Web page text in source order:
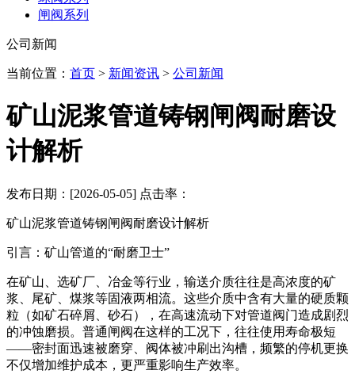
闸阀系列
公司新闻
当前位置： 首页 > 新闻资讯 > 公司新闻
矿山泥浆管道铸钢闸阀耐磨设
计解析
发布日期：[2026-05-05] 点击率：
矿山泥浆管道铸钢闸阀耐磨设计解析
引言：矿山管道的“耐磨卫士”
在矿山、选矿厂、冶金等行业，输送介质往往是高浓度的矿
浆、尾矿、煤浆等固液两相流。这些介质中含有大量的硬质颗
粒（如矿石碎屑、砂石），在高速流动下对管道阀门造成剧烈
的冲蚀磨损。普通闸阀在这样的工况下，往往使用寿命极短
——密封面迅速被磨穿、阀体被冲刷出沟槽，频繁的停机更换
不仅增加维护成本，更严重影响生产效率。